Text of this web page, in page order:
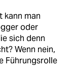
kann man
oder
sich denn
Wenn nein,
Führungsrolle